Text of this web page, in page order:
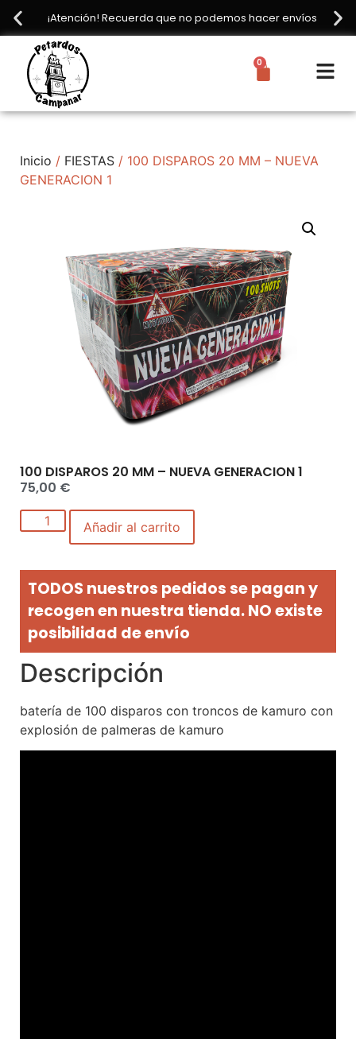
¡Atención! Recuerda que no podemos hacer envíos
0
Inicio / FIESTAS / 100 DISPAROS 20 MM – NUEVA
GENERACION 1
100 DISPAROS 20 MM – NUEVA GENERACION 1
75,00 €
Añadir al carrito
TODOS nuestros pedidos se pagan y
recogen en nuestra tienda. NO existe
posibilidad de envío
Descripción
batería de 100 disparos con troncos de kamuro con
explosión de palmeras de kamuro